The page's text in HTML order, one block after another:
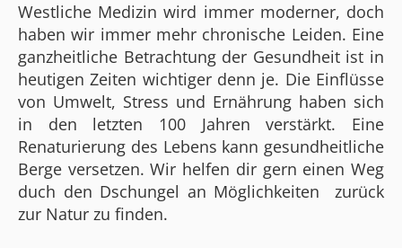
Westliche Medizin wird immer moderner, doch
haben wir immer mehr chronische Leiden. Eine
ganzheitliche Betrachtung der Gesundheit ist in
heutigen Zeiten wichtiger denn je. Die Einflüsse
von Umwelt, Stress und Ernährung haben sich
in den letzten 100 Jahren verstärkt. Eine
Renaturierung des Lebens kann gesundheitliche
Berge versetzen. Wir helfen dir gern einen Weg
duch den Dschungel an Möglichkeiten zurück
zur Natur zu finden.